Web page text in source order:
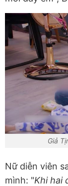
Giả
Nữ diễn viên
mình: "Khi hai